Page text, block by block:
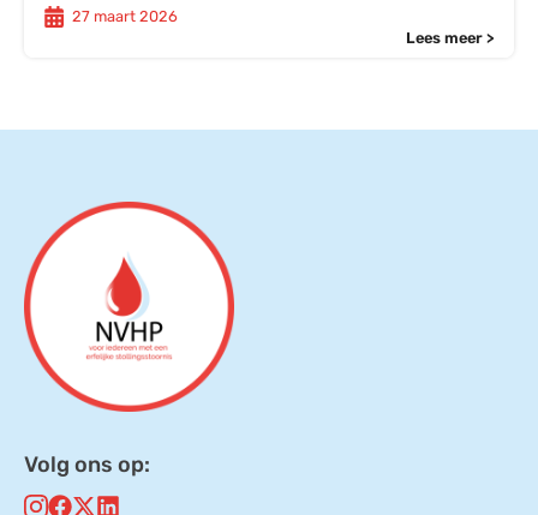
27 maart 2026
Lees meer >
Volg ons op: